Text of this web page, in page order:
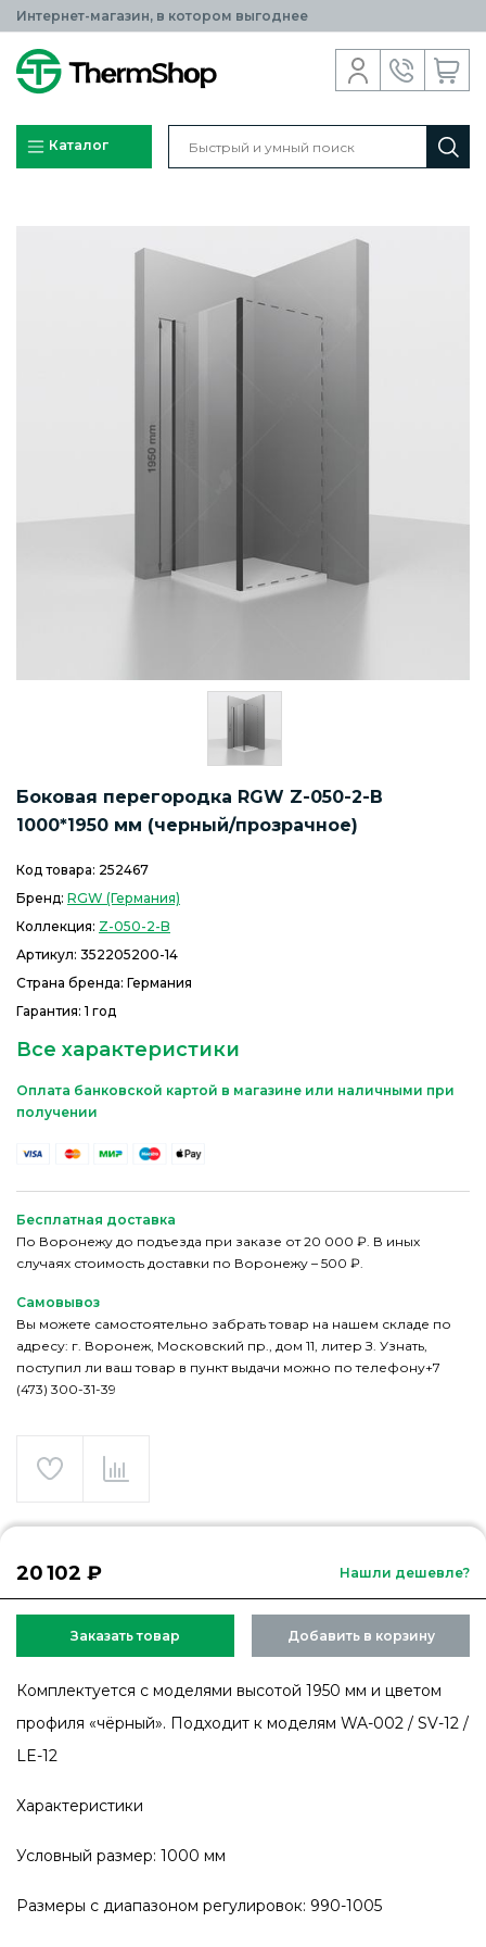
Интернет-магазин, в котором выгоднее
Каталог
Боковая перегородка RGW Z-050-2-B
1000*1950 мм (черный/прозрачное)
Код товара: 252467
Бренд: RGW (Германия)
Коллекция: Z-050-2-B
Артикул: 352205200-14
Страна бренда: Германия
Гарантия: 1 год
Все характеристики
Оплата банковской картой в магазине или наличными при
получении
Бесплатная доставка
По Воронежу до подъезда при заказе от 20 000 ₽. В иных
случаях стоимость доставки по Воронежу – 500 ₽.
Самовывоз
Вы можете самостоятельно забрать товар на нашем складе по
адресу: г. Воронеж, Московский пр., дом 11, литер З. Узнать,
поступил ли ваш товар в пункт выдачи можно по телефону+7
(473) 300-31-39
20 102 ₽ Нашли дешевле?
Заказать товар Добавить в корзину
Комплектуется с моделями высотой 1950 мм и цветом
профиля «чёрный». Подходит к моделям WA-002 / SV-12 /
LE-12
Характеристики
Условный размер: 1000 мм
Размеры с диапазоном регулировок: 990-1005